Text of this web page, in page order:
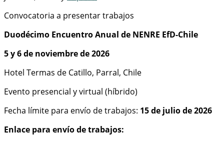
Convocatoria a presentar trabajos
Duodécimo Encuentro Anual de NENRE EfD-Chile
5 y 6 de noviembre de 2026
Hotel Termas de Catillo, Parral, Chile
Evento presencial y virtual (híbrido)
Fecha límite para envío de trabajos: 15 de julio de 2026
Enlace para envío de trabajos: